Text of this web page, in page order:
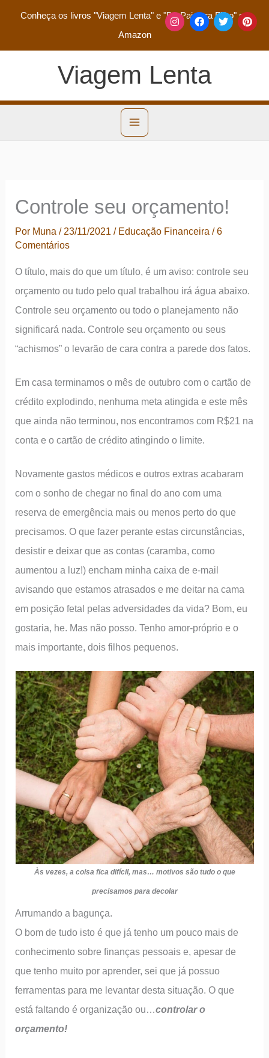
Conheça os livros "Viagem Lenta" e "De Pai para Filho"na
Amazon
Viagem Lenta
Controle seu orçamento!
Por Muna/ 23/11/2021/ Educação Financeira /6
Comentários
O título, mais do que um título, é um aviso: controle seu
orçamento ou tudo pelo qual trabalhou irá água abaixo.
Controle seu orçamento ou todo o planejamento não
significará nada. Controle seu orçamento ou seus
“achismos” o levarão de cara contra a parede dos fatos.
Em casa terminamos o mês de outubro com o cartão de
crédito explodindo, nenhuma meta atingida e este mês
que ainda não terminou, nos encontramos com R$21 na
conta e o cartão de crédito atingindo o limite.
Novamente gastos médicos e outros extras acabaram
com o sonho de chegar no final do ano com uma
reserva de emergência mais ou menos perto do que
precisamos. O que fazer perante estas circunstâncias,
desistir e deixar que as contas (caramba, como
aumentou a luz!) encham minha caixa de e-mail
avisando que estamos atrasados e me deitar na cama
em posição fetal pelas adversidades da vida? Bom, eu
gostaria, he. Mas não posso. Tenho amor-próprio e o
mais importante, dois filhos pequenos.
Às vezes, a coisa fica difícil, mas… motivos são tudo o que
precisamos para decolar
Arrumando a bagunça.
O bom de tudo isto é que já tenho um pouco mais de
conhecimento sobre finanças pessoais e, apesar de
que tenho muito por aprender, sei que já possuo
ferramentas para me levantar desta situação. O que
está faltando é organização ou…controlar o
orçamento!